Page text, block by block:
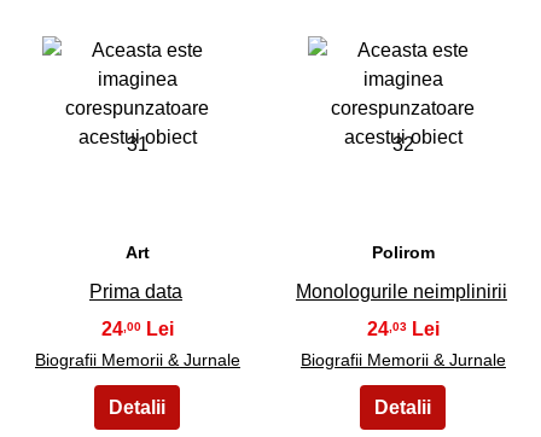
31
Art
Prima data
24 ,00
Biografii Memorii & Jurnale
32
Polirom
Monologurile neimplinirii
24 ,03
Biografii Memorii & Jurnale